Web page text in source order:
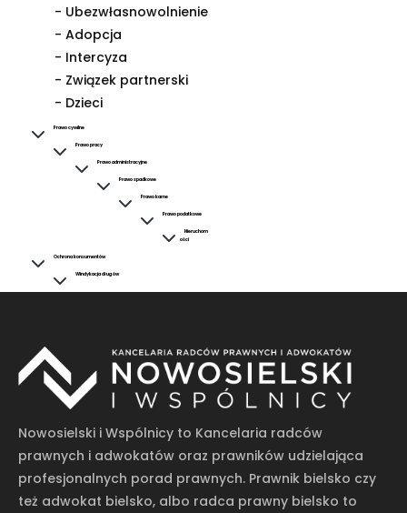
- Ubezwłasnowolnienie
- Adopcja
- Intercyza
- Związek partnerski
- Dzieci
Prawo cywilne
Prawo pracy
Prawo administracyjne
Prawo spadkowe
Prawo karne
Prawo podatkowe
Nieruchom
ości
Ochrona konsumentów
Windykacja długów
Nowosielski i Wspólnicy to Kancelaria radców
prawnych i adwokatów oraz prawników udzielająca
profesjonalnych porad prawnych. Prawnik bielsko czy
też adwokat bielsko, albo radca prawny bielsko to